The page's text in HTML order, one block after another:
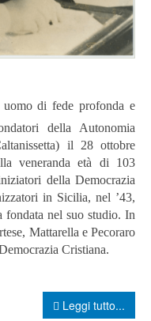
di fede profonda e
della Autonomia
il 28 ottobre
veneranda età di 103
della Democrazia
in Sicilia, nel ’43,
fondata nel suo studio. In
Mattarella e Pecoraro
Cristiana.
Leggi tutto...